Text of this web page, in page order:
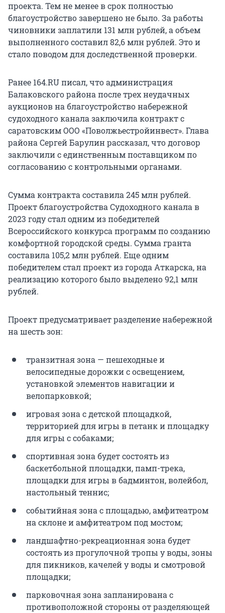
проекта. Тем не менее в срок полностью
благоустройство завершено не было. За работы
чиновники заплатили 131 млн рублей, а объем
выполненного составил 82,6 млн рублей. Это и
стало поводом для доследственной проверки.
Ранее 164.RU писал, что администрация
Балаковского района после трех неудачных
аукционов на благоустройство набережной
судоходного канала заключила контракт с
саратовским ООО «Поволжьестройинвест». Глава
района Сергей Барулин рассказал, что договор
заключили с единственным поставщиком по
согласованию с контрольными органами.
Сумма контракта составила 245 млн рублей.
Проект благоустройства Судоходного канала в
2023 году стал одним из победителей
Всероссийского конкурса программ по созданию
комфортной городской среды. Сумма гранта
составила 105,2 млн рублей. Еще одним
победителем стал проект из города Аткарска, на
реализацию которого было выделено 92,1 млн
рублей.
Проект предусматривает разделение набережной
на шесть зон:
транзитная зона — пешеходные и
велосипедные дорожки с освещением,
установкой элементов навигации и
велопарковкой;
игровая зона с детской площадкой,
территорией для игры в петанк и площадку
для игры с собаками;
спортивная зона будет состоять из
баскетбольной площадки, памп-трека,
площадки для игры в бадминтон, волейбол,
настольный теннис;
событийная зона с площадью, амфитеатром
на склоне и амфитеатром под мостом;
ландшафтно-рекреационная зона будет
состоять из прогулочной тропы у воды, зоны
для пикников, качелей у воды и смотровой
площадки;
парковочная зона запланирована с
противоположной стороны от разделяющей